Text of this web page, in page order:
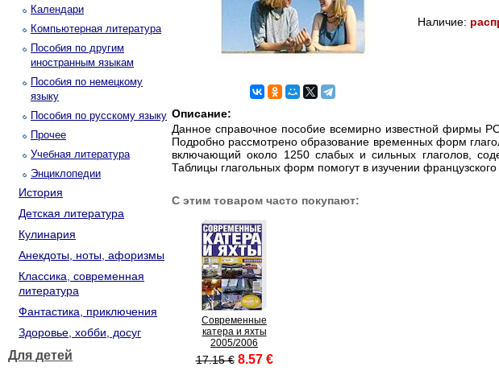
Календари
Компьютерная литература
Пособия по другим
иностранным языкам
Пособия по немецкому
языку
Пособия по русскому языку
Прочее
Учебная литература
Энциклопедии
История
Детская литература
Кулинария
Анекдоты, ноты, афоризмы
Классика, современная
литература
Фантастика, приключения
Здоровье, хобби, досуг
Для детей
Наличие:
Описание:
Данное справочное пособие всемирно известной фирмы
Подробно рассмотрено образование временных форм
включающий около 1250 слабых и сильных глаголов,
Таблицы глагольных форм помогут в изучении
С этим товаром часто покупают:
Современные
катера и яхты
2005/2006
17.15 € 8.57 €